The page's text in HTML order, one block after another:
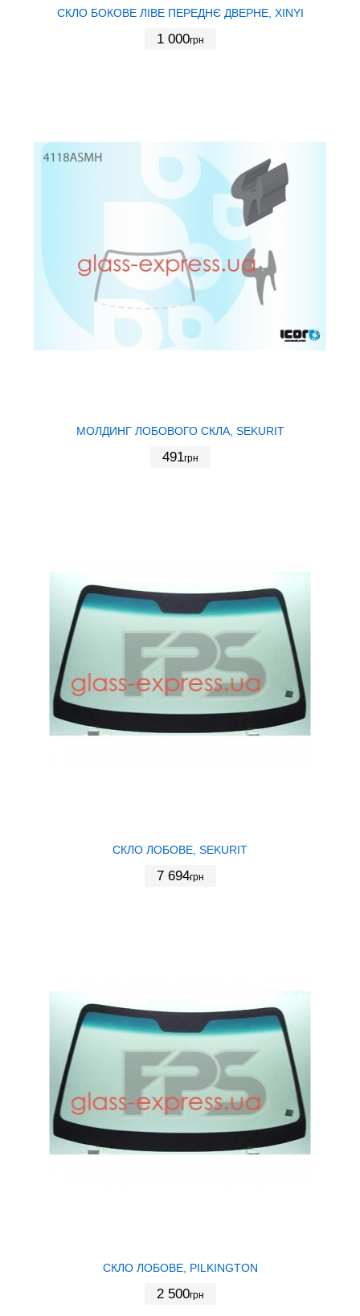
СКЛО БОКОВЕ ЛІВЕ ПЕРЕДНЄ ДВЕРНЕ, XINYI
1 000грн
МОЛДИНГ ЛОБОВОГО СКЛА, SEKURIT
491грн
СКЛО ЛОБОВЕ, SEKURIT
7 694грн
СКЛО ЛОБОВЕ, PILKINGTON
2 500грн